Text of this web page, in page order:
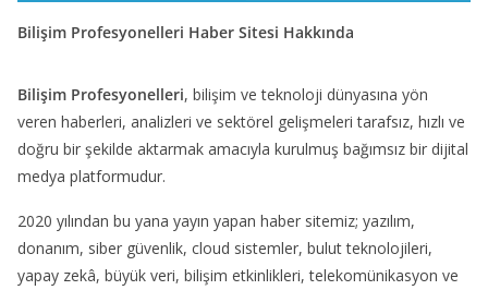
Bilişim Profesyonelleri Haber Sitesi Hakkında
Bilişim Profesyonelleri, bilişim ve teknoloji dünyasına yön
veren haberleri, analizleri ve sektörel gelişmeleri tarafsız, hızlı ve
doğru bir şekilde aktarmak amacıyla kurulmuş bağımsız bir dijital
medya platformudur.
2020 yılından bu yana yayın yapan haber sitemiz; yazılım,
donanım, siber güvenlik, cloud sistemler, bulut teknolojileri,
yapay zekâ, büyük veri, bilişim etkinlikleri, telekomünikasyon ve